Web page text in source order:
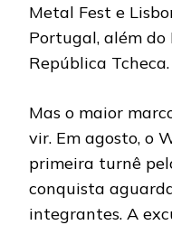
Metal Fest e
Portugal, além do
República Tcheca.
Mas o maior
vir. Em agosto, o
primeira turnê
conquista
integrantes. A